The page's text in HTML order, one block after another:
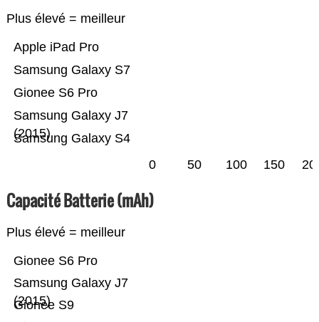
Plus élevé = meilleur
Samsung Galaxy S4
Samsung Galaxy J7
(2015)
Gionee S6 Pro
Samsung Galaxy S7
Apple iPad Pro
0 50 100 150
Capacité Batterie (mAh)
Plus élevé = meilleur
Gionee S9
Samsung Galaxy J7
(2015)
Gionee S6 Pro